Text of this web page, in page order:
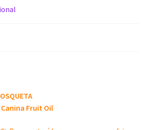
Canina Fruit Oil